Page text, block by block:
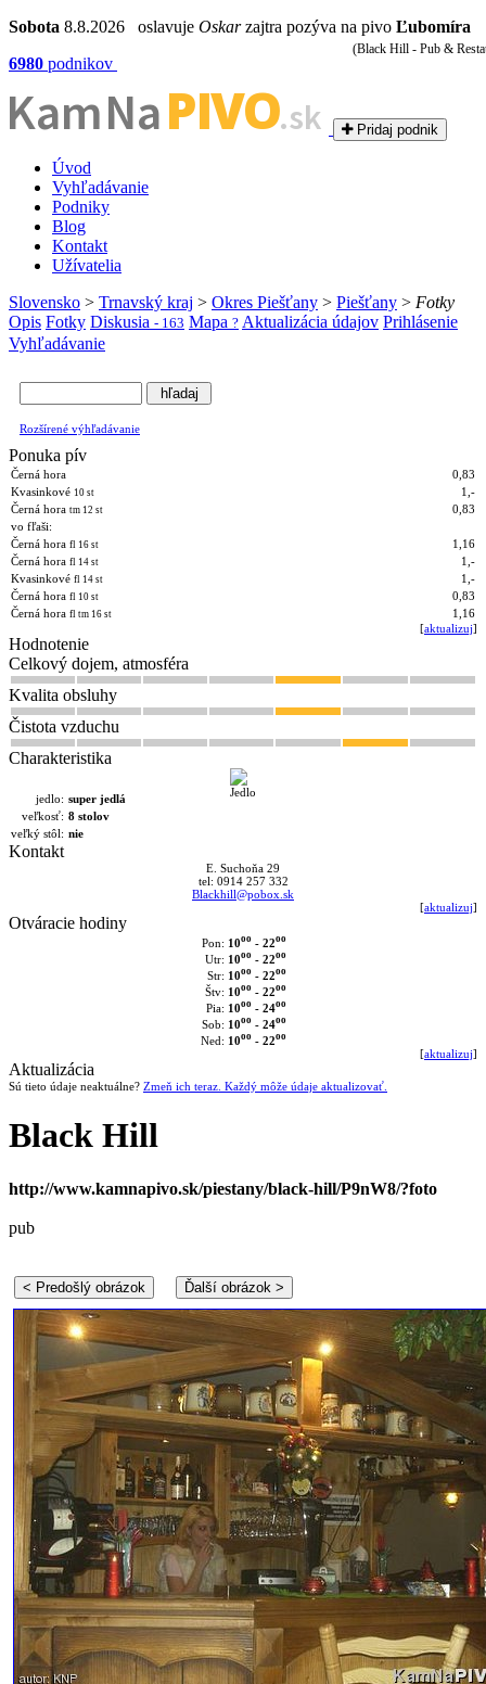
Sobota 8.8.2026 oslavuje Oskarzajtra pozýva na pivo Ľubomíra
6980 podnikov
Kam NaPIVO.sk Pridaj podnik
Úvod
Vyhľadávanie
Podniky
Blog
Kontakt
Užívatelia
Slovensko > Trnavský kraj > Okres Piešťany > Piešťany > Fotky
Opis Fotky Diskusia - 163 Mapa ? Aktualizácia údajov Prihlásenie
Vyhľadávanie
Rozšírené výhľadávanie
Ponuka pív
Černá hora
0,83
Kvasinkové 10 st
1,-
Černá hora tm 12 st
0,83
vo fľaši:
Černá hora fl 16 st
1,16
Černá hora fl 14 st
1,-
Kvasinkové fl 14 st
1,-
Černá hora fl 10 st
0,83
Černá hora fl tm 16 st
1,16
[aktualizuj]
Hodnotenie
Celkový dojem, atmosféra
Kvalita obsluhy
Čistota vzduchu
Charakteristika
jedlo: super jedlá
veľkosť: 8 stolov
veľký stôl: nie
Kontakt
E. Suchoňa 29
tel: 0914 257 332
Blackhill@pobox.sk
[aktualizuj]
Otváracie hodiny
Pon: 10oo- 22oo
Utr: 10oo- 22oo
Str: 10oo- 22oo
Štv: 10oo- 22oo
Pia: 10oo- 24oo
Sob: 10oo- 24oo
Ned: 10oo- 22oo
[aktualizuj]
Aktualizácia
Sú tieto údaje neaktuálne? Zmeň ich teraz. Každý môže údaje aktualizovať.
Black Hill
http://www.kamnapivo.sk/piestany/black-hill/P9nW8/?foto
pub
(Black Hill - Pub &